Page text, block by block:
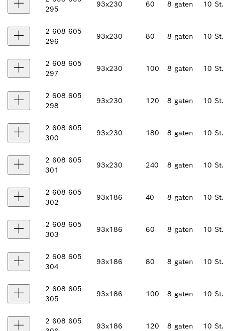
295
93x230 60 8 gaten 10 St.
2 608 605
296
93x230 80 8 gaten 10 St.
2 608 605
297
93x230 100 8 gaten 10 St.
2 608 605
298
93x230 120 8 gaten 10 St.
2 608 605
300
93x230 180 8 gaten 10 St.
2 608 605
301
93x230 240 8 gaten 10 St.
2 608 605
302
93x186 40 8 gaten 10 St.
2 608 605
303
93x186 60 8 gaten 10 St.
2 608 605
304
93x186 80 8 gaten 10 St.
2 608 605
305
93x186 100 8 gaten 10 St.
2 608 605
93x186 120 8 gaten 10 St.